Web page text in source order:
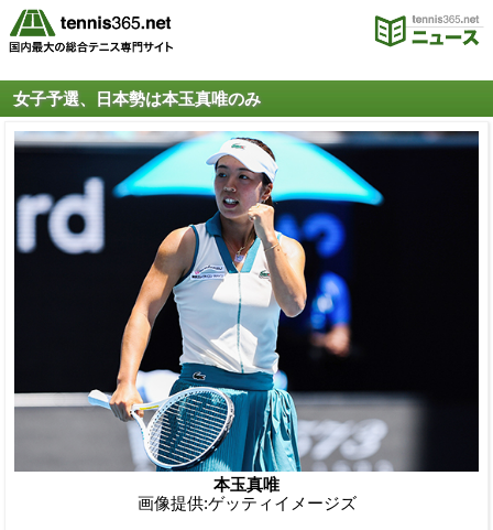
女子予選、日本勢は本玉真唯のみ
本玉真唯
画像提供:ゲッティイメージズ